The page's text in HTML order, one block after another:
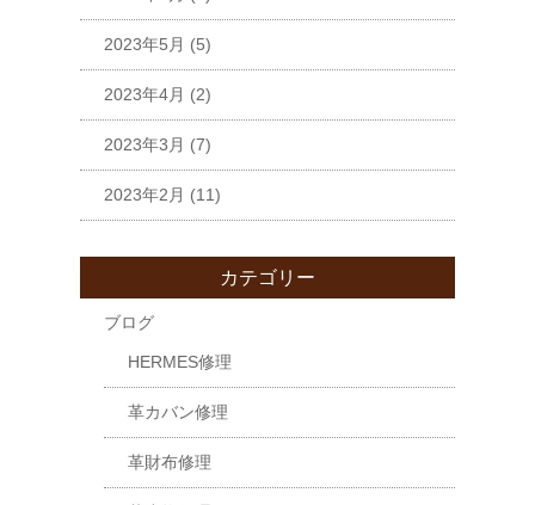
2023年5月 (5)
2023年4月 (2)
2023年3月 (7)
2023年2月 (11)
カテゴリー
ブログ
HERMES修理
革カバン修理
革財布修理